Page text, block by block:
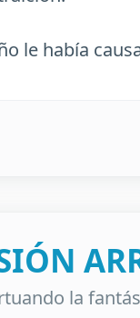
le había
la